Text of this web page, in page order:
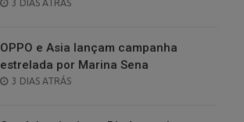
3 DIAS ATRÁS
OPPO e Asia lançam campanha
estrelada por Marina Sena
POSTED
3 DIAS ATRÁS